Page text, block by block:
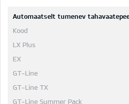
Automaatselt tumenev